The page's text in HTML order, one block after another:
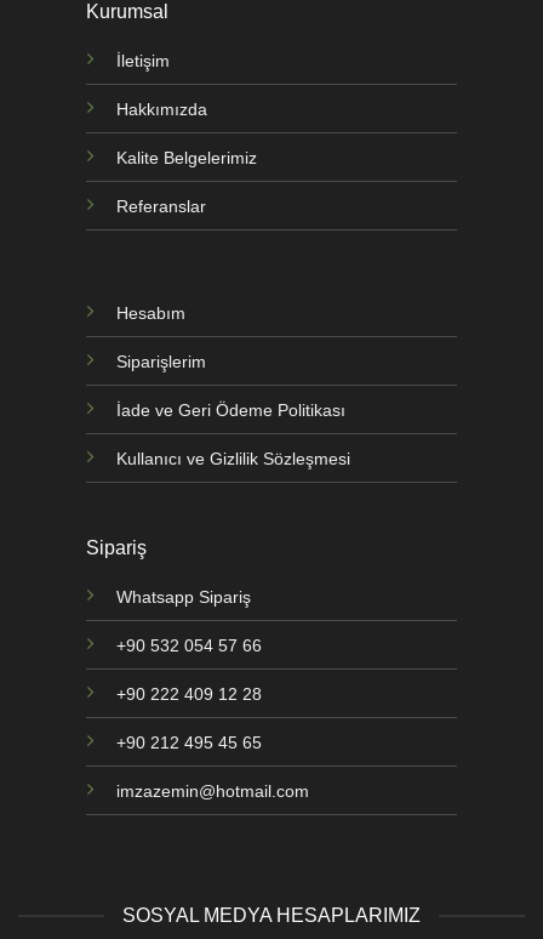
Kurumsal
İletişim
Hakkımızda
Kalite Belgelerimiz
Referanslar
Hesabım
Siparişlerim
İade ve Geri Ödeme Politikası
Kullanıcı ve Gizlilik Sözleşmesi
Sipariş
Whatsapp Sipariş
+90 532 054 57 66
+90 222 409 12 28
+90 212 495 45 65
imzazemin@hotmail.com
SOSYAL MEDYA HESAPLARIMIZ